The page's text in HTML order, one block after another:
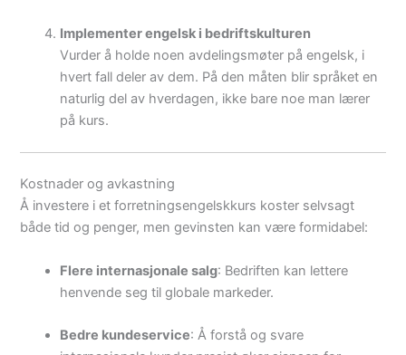
Implementer engelsk i bedriftskulturen
Vurder å holde noen avdelingsmøter på engelsk, i
hvert fall deler av dem. På den måten blir språket en
naturlig del av hverdagen, ikke bare noe man lærer
på kurs.
Kostnader og avkastning
Å investere i et forretningsengelskkurs koster selvsagt
både tid og penger, men gevinsten kan være formidabel:
Flere internasjonale salg: Bedriften kan lettere
henvende seg til globale markeder.
Bedre kundeservice: Å forstå og svare